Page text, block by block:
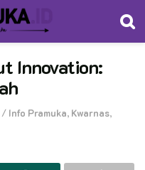
Innovation:
/ Info Pramuka, Kwarnas,